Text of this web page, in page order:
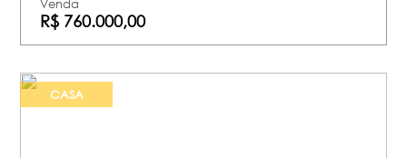
Venda
R$ 760.000,00
CASA